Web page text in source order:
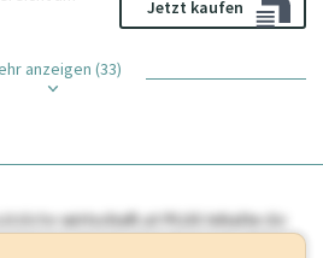
Jetzt kaufen
anzeigen (33)
wirtschaft.at PLUS Inhaltedie
können. Schalten Sie dieses Profil frei